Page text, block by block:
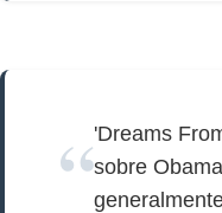
'Dreams
sobre